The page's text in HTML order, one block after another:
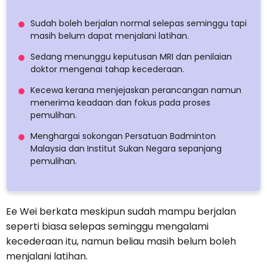
Sudah boleh berjalan normal selepas seminggu tapi
masih belum dapat menjalani latihan.
Sedang menunggu keputusan MRI dan penilaian
doktor mengenai tahap kecederaan.
Kecewa kerana menjejaskan perancangan namun
menerima keadaan dan fokus pada proses
pemulihan.
Menghargai sokongan Persatuan Badminton
Malaysia dan Institut Sukan Negara sepanjang
pemulihan.
Ee Wei berkata meskipun sudah mampu berjalan
seperti biasa selepas seminggu mengalami
kecederaan itu, namun beliau masih belum boleh
menjalani latihan.